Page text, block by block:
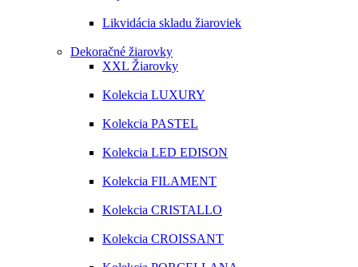
Likvidácia skladu žiaroviek
Dekoračné žiarovky
XXL Žiarovky
Kolekcia LUXURY
Kolekcia PASTEL
Kolekcia LED EDISON
Kolekcia FILAMENT
Kolekcia CRISTALLO
Kolekcia CROISSANT